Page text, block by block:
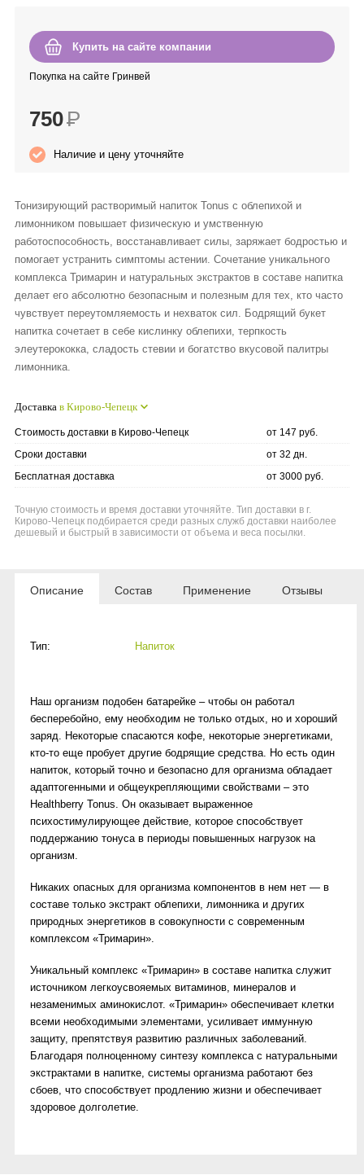
Intilia
Enjoy Care
Купить на сайте компании
Покупка на сайте Гринвей
750Р
Наличие и цену уточняйте
Тонизирующий растворимый напиток Tonus с облепихой и
лимонником повышает физическую и умственную
работоспособность, восстанавливает силы, заряжает бодростью и
помогает устранить симптомы астении. Сочетание уникального
комплекса Тримарин и натуральных экстрактов в составе напитка
делает его абсолютно безопасным и полезным для тех, кто часто
чувствует переутомляемость и нехваток сил. Бодрящий букет
напитка сочетает в себе кислинку облепихи, терпкость
элеутерококка, сладость стевии и богатство вкусовой палитры
лимонника.
Доставка в Кирово-Чепецк
Стоимость доставки в Кирово-Чепецк
от 147 руб.
Сроки доставки
от 32 дн.
Бесплатная доставка
от 3000 руб.
Точную стоимость и время доставки уточняйте. Тип доставки в г.
Кирово-Чепецк подбирается среди разных служб доставки наиболее
дешевый и быстрый в зависимости от объема и веса посылки.
Описание Состав Применение Отзывы
Тип: Напиток
Наш организм подобен батарейке – чтобы он работал
бесперебойно, ему необходим не только отдых, но и хороший
заряд. Некоторые спасаются кофе, некоторые энергетиками,
кто-то еще пробует другие бодрящие средства. Но есть один
напиток, который точно и безопасно для организма обладает
адаптогенными и общеукрепляющими свойствами – это
Healthberry Tonus. Он оказывает выраженное
психостимулирующее действие, которое способствует
поддержанию тонуса в периоды повышенных нагрузок на
организм.
Никаких опасных для организма компонентов в нем нет — в
составе только экстракт облепихи, лимонника и других
природных энергетиков в совокупности с современным
комплексом «Тримарин».
Уникальный комплекс «Тримарин» в составе напитка служит
источником легкоусвояемых витаминов, минералов и
незаменимых аминокислот. «Тримарин» обеспечивает клетки
всеми необходимыми элементами, усиливает иммунную
защиту, препятствуя развитию различных заболеваний.
Благодаря полноценному синтезу комплекса с натуральными
экстрактами в напитке, системы организма работают без
сбоев, что способствует продлению жизни и обеспечивает
здоровое долголетие.